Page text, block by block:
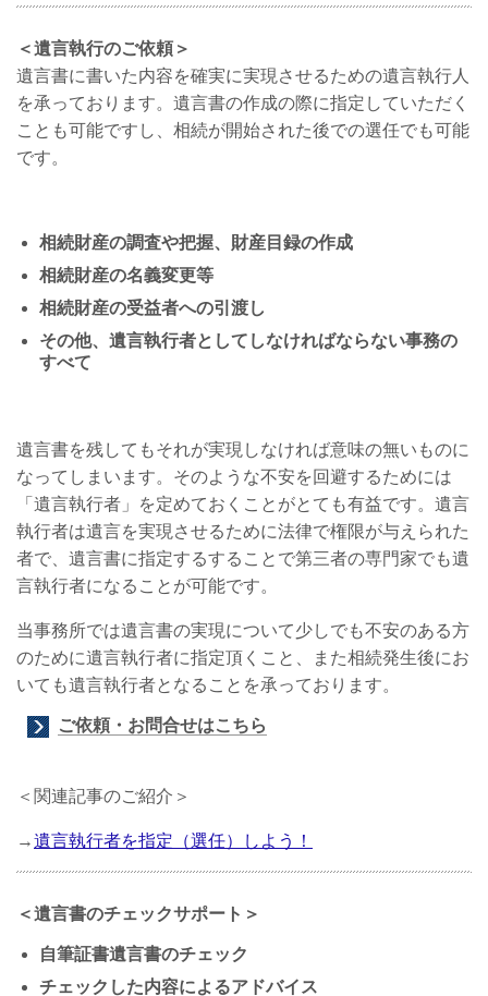
＜遺言執行のご依頼＞
遺言書に書いた内容を確実に実現させるための遺言執行人
を承っております。遺言書の作成の際に指定していただく
ことも可能ですし、相続が開始された後での選任でも可能
です。
相続財産の調査や把握、財産目録の作成
相続財産の名義変更等
相続財産の受益者への引渡し
その他、遺言執行者としてしなければならない事務の
すべて
遺言書を残してもそれが実現しなければ意味の無いものに
なってしまいます。そのような不安を回避するためには
「遺言執行者」を定めておくことがとても有益です。遺言
執行者は遺言を実現させるために法律で権限が与えられた
者で、遺言書に指定するすることで第三者の専門家でも遺
言執行者になることが可能です。
当事務所では遺言書の実現について少しでも不安のある方
のために遺言執行者に指定頂くこと、また相続発生後にお
いても遺言執行者となることを承っております。
ご依頼・お問合せはこちら
＜関連記事のご紹介＞
→遺言執行者を指定（選任）しよう！
＜遺言書のチェックサポート＞
自筆証書遺言書のチェック
チェックした内容によるアドバイス